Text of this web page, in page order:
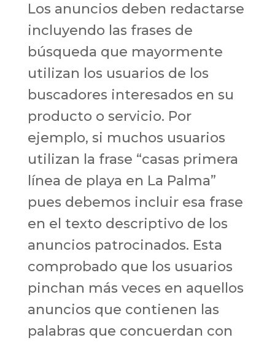
Los anuncios deben redactarse
incluyendo las frases de
búsqueda que mayormente
utilizan los usuarios de los
buscadores interesados en su
producto o servicio. Por
ejemplo, si muchos usuarios
utilizan la frase “casas primera
línea de playa en La Palma”
pues debemos incluir esa frase
en el texto descriptivo de los
anuncios patrocinados. Esta
comprobado que los usuarios
pinchan más veces en aquellos
anuncios que contienen las
palabras que concuerdan con